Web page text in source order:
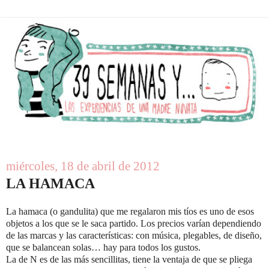
miércoles, 18 de abril de 2012
LA HAMACA
La hamaca (o gandulita) que me regalaron mis tíos es uno de esos
objetos a los que se le saca partido. Los precios varían dependiendo
de las marcas y las características: con música, plegables, de diseño,
que se balancean solas… hay para todos los gustos.
La de N es de las más sencillitas, tiene la ventaja de que se pliega